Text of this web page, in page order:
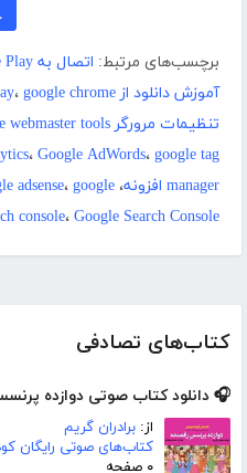
کتاب‌های تصادفی
🎧 دانلود کتاب صوتی دوازده
از: برادران گریم
کتاب‌های صوتی رایگان
۰ صفحه
برچسب‌های مرتبط: اتصال به Google Play
آموزش دانلود از Google Play
، google chrome
تنظیمات مرورگر Google Chrome webmaster tools
، Google AdWords، google tag
manager افزونه
، adsense، google
console، Google Search Console